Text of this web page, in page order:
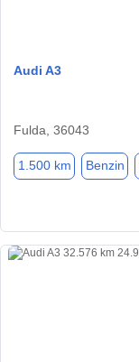
Audi A3
Fulda, 36043
1.500 km Benzin